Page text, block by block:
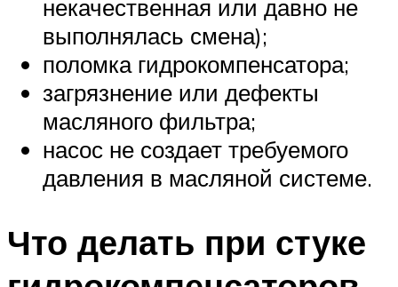
некачественная или давно не
выполнялась смена);
поломка гидрокомпенсатора;
загрязнение или дефекты
масляного фильтра;
насос не создает требуемого
давления в масляной системе.
Что делать при стуке